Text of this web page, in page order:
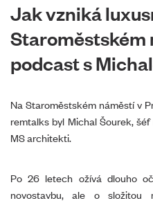
Jak vzniká
Staroměstském
podcast s
Na Staroměstském náměstí v
remtalks byl Michal Šourek,
MS architekti.
Po 26 letech ožívá dlouho
novostavbu, ale o složitou